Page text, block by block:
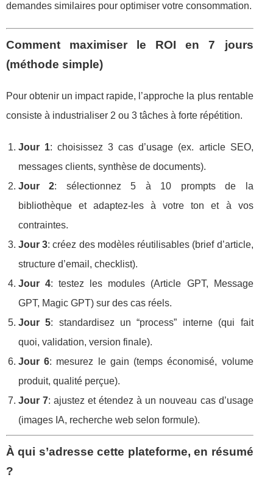
demandes similaires pour optimiser votre consommation.
Comment maximiser le ROI en 7 jours
(méthode simple)
Pour obtenir un impact rapide, l’approche la plus rentable
consiste à industrialiser 2 ou 3 tâches à forte répétition.
Jour 1: choisissez 3 cas d’usage (ex. article SEO,
messages clients, synthèse de documents).
Jour 2: sélectionnez 5 à 10 prompts de la
bibliothèque et adaptez-les à votre ton et à vos
contraintes.
Jour 3: créez des modèles réutilisables (brief d’article,
structure d’email, checklist).
Jour 4: testez les modules (Article GPT, Message
GPT, Magic GPT) sur des cas réels.
Jour 5: standardisez un “process” interne (qui fait
quoi, validation, version finale).
Jour 6: mesurez le gain (temps économisé, volume
produit, qualité perçue).
Jour 7: ajustez et étendez à un nouveau cas d’usage
(images IA, recherche web selon formule).
À qui s’adresse cette plateforme, en résumé
?